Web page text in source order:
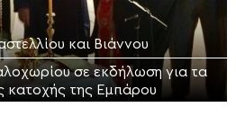
και Βιάννου
σε εκδήλωση για τα
κατοχής της Εμπάρου